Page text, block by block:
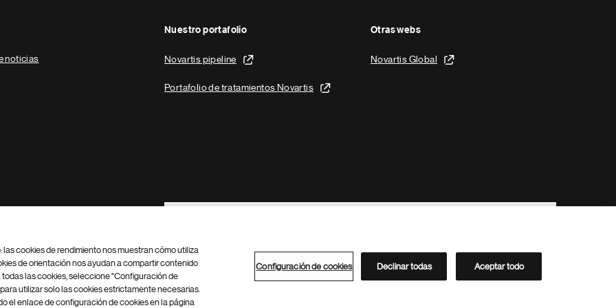
noticias
Nuestro portafolio
Novartis pipeline
Portafolio de tratamientos Novartis
Otras webs
Novartis Global
Footer Site Search
Configuración de cookies Mapa del sitio
Directorio de Novartis
cookies de rendimiento nos muestran cómo utiliza
de orientación nos ayudan a compartir contenido
las cookies, seleccione "Configuración de
utilizar solo las cookies estrictamente necesarias.
el enlace de configuración de cookies en la página
Configuración de cookies Declinar todas Aceptar todo